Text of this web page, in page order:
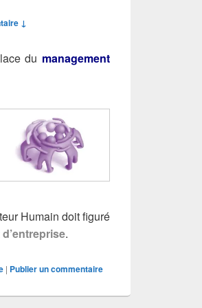
↓
du management
Humain doit figuré
.
| Publier un commentaire